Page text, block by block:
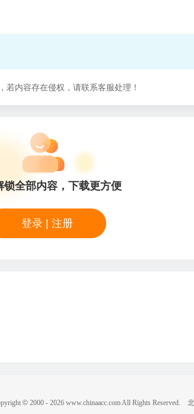
若内容存在侵权，请联系客服处理！
锁全部内容，下载更方便
登录| 注册